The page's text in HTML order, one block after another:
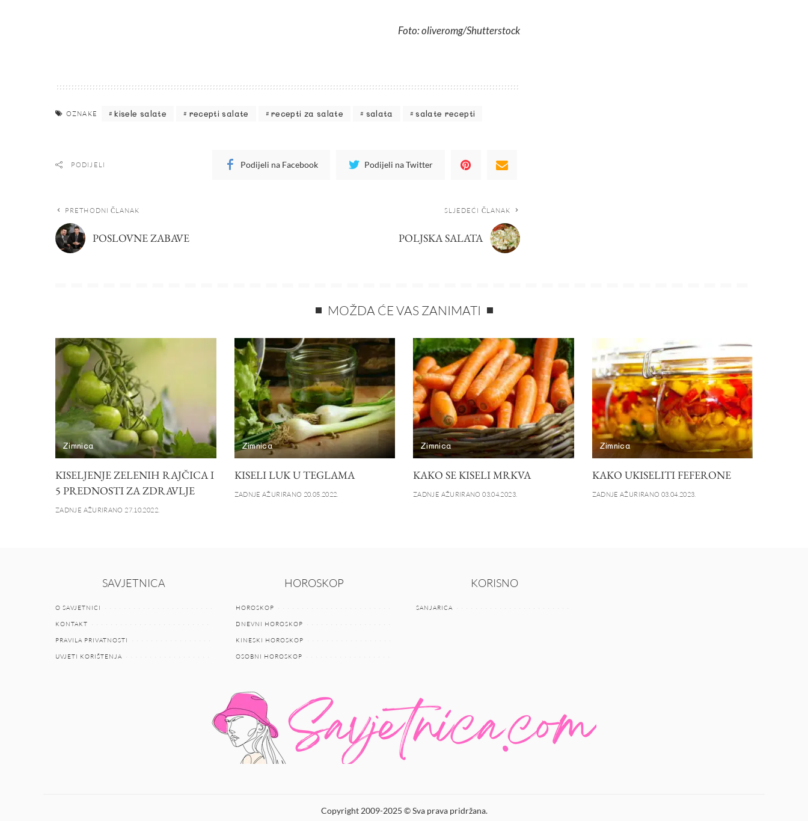
Foto: oliveromg/Shutterstock
OZNAKE kisele salate recepti salate recepti za salate salata salate recepti
PODIJELI Podijeli na Facebook Podijeli na Twitter
PRETHODNI ČLANAK
POSLOVNE ZABAVE
SLJEDEĆI ČLANAK
POLJSKA SALATA
MOŽDA ĆE VAS ZANIMATI
Zimnica
KISELJENJE ZELENIH RAJČICA I
5 PREDNOSTI ZA ZDRAVLJE
ZADNJE AŽURIRANO 27.10.2022.
Zimnica
KISELI LUK U TEGLAMA
ZADNJE AŽURIRANO 20.05.2022.
Zimnica
KAKO SE KISELI MRKVA
ZADNJE AŽURIRANO 03.04.2023.
Zimnica
KAKO UKISELITI FEFERONE
ZADNJE AŽURIRANO 03.04.2023.
SAVJETNICA
O SAVJETNICI
KONTAKT
PRAVILA PRIVATNOSTI
UVJETI KORIŠTENJA
HOROSKOP
HOROSKOP
DNEVNI HOROSKOP
KINESKI HOROSKOP
OSOBNI HOROSKOP
KORISNO
SANJARICA
Copyright 2009-2025 © Sva prava pridržana.